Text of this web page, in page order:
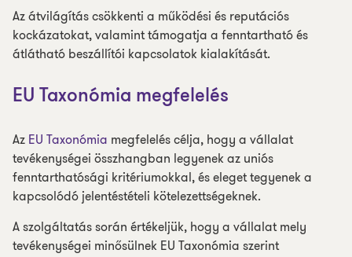
Az átvilágítás csökkenti a működési és reputációs
kockázatokat, valamint támogatja a fenntartható és
átlátható beszállítói kapcsolatok kialakítását.
EU Taxonómia megfelelés
Az EU Taxonómia megfelelés célja, hogy a vállalat
tevékenységei összhangban legyenek az uniós
fenntarthatósági kritériumokkal, és eleget tegyenek a
kapcsolódó jelentéstételi kötelezettségeknek.
A szolgáltatás során értékeljük, hogy a vállalat mely
tevékenységei minősülnek EU Taxonómia szerint